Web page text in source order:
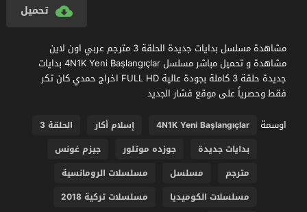
تحميل
مشاهدة مسلسل بدايات جديدة الحلقة 3 مترجم عربي اون لاين
مشاهدة و تحميل مباشر مسلسل 4N1K Yeni Başlangıçlar بدايات
جديدة حلقة 3 كاملة بجودة عالية FULL HD اخراج حمدي كان تكر
فقط وحصرياً على موقع فشار الجديد
اوسمة
4N1K Yeni Başlangıçlar إسلام أكار
الحلقة 3
بدايات جديدة
جوزده موتلور
جيزم غونس
مترجم
مسلسل
مسلسلات الرومانسية
مسلسلات الكوميديا
مسلسلات تركية 2018